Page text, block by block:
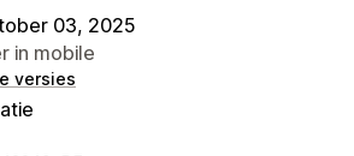
03, 2025
in mobile
versies